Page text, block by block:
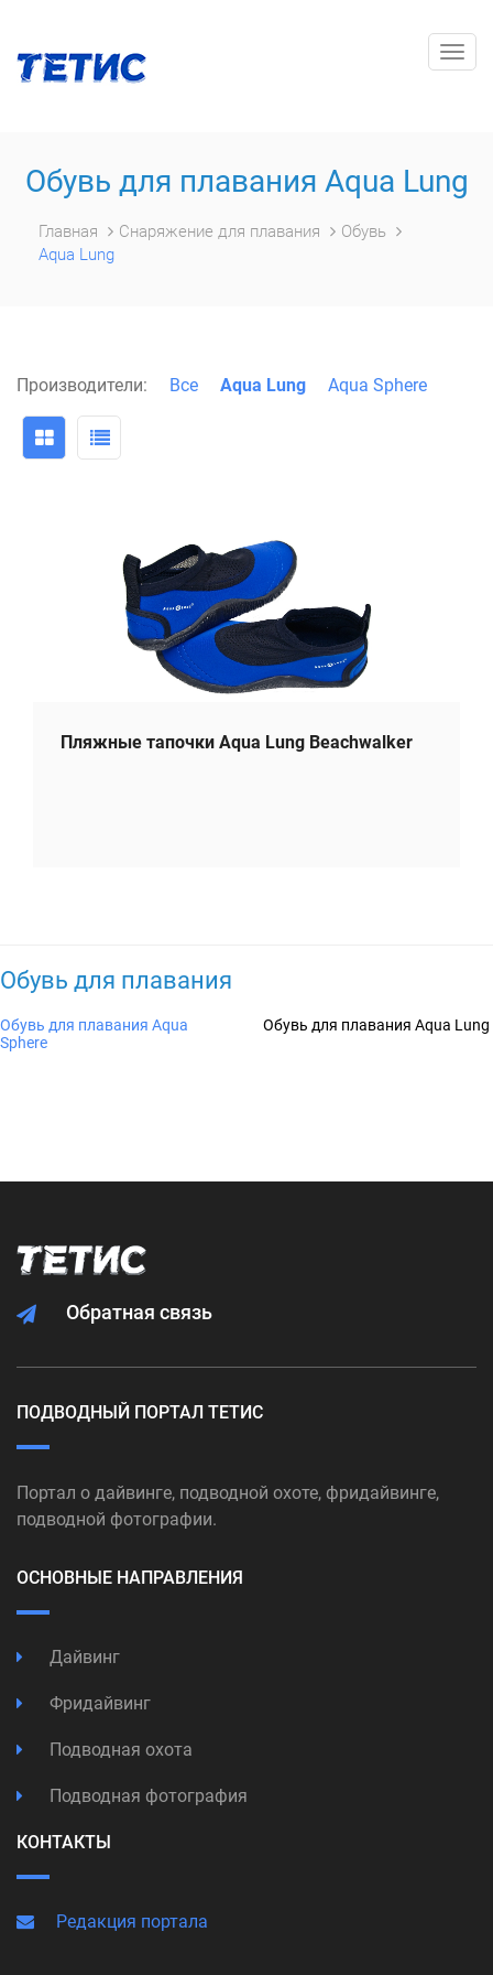
Обувь для плавания Aqua Lung
Главная Снаряжение для плавания
Обувь
Aqua Lung
Производители: Все Aqua Lung Aqua Sphere
Пляжные тапочки Aqua Lung Beachwalker
Обувь для плавания
Обувь для плавания Aqua
Sphere
Обувь для плавания Aqua Lung
Обратная связь
ПОДВОДНЫЙ ПОРТАЛ ТЕТИС
Портал о дайвинге, подводной охоте, фридайвинге,
подводной фотографии.
ОСНОВНЫЕ НАПРАВЛЕНИЯ
Дайвинг
Фридайвинг
Подводная охота
Подводная фотография
КОНТАКТЫ
Редакция портала